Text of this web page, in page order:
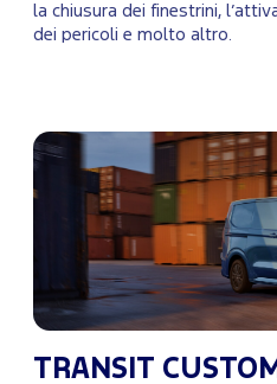
la chiusura dei finestrini,
dei pericoli e molto altro.
TRANSIT